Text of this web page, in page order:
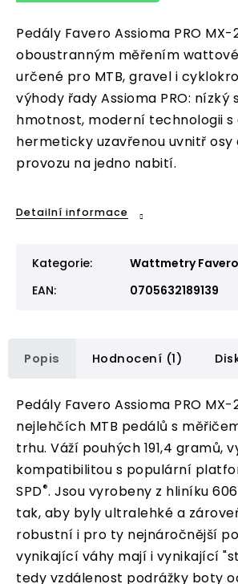
Pedály Favero Assioma PRO MX-
oboustranným měřením
určené pro MTB, gravel i
výhody řady Assioma PRO: nízký
hmotnost, moderní technologii
hermeticky uzavřenou uvnitř osy
provozu na jedno nabití.
Detailní informace
Kategorie:
Wattmetry
EAN: 0705632189139
Popis Hodnocení (1)
Pedály Favero Assioma PRO MX-
nejlehčích MTB pedálů s
trhu. Váží pouhých 191,4 gramů, v
kompatibilitou s populární
SPD®. Jsou vyrobeny z hliníku
tak, aby byly ultralehké a
robustní i pro ty nejnáročnější
vynikající váhy mají i vynikající
tedy vzdálenost podrážky boty